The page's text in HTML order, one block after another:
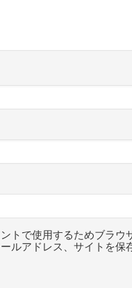
トで使用するためブラウ
ルアドレス、サイトを保